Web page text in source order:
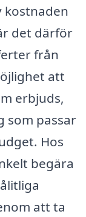
kostnaden
det därför
från
att
erbjuds,
som passar
Hos
begära
att ta